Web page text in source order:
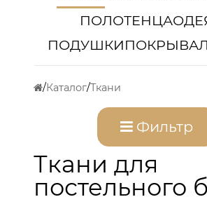
ПОЛОТЕНЦА
ПОДУШКИ
Каталог Ткани
Фильтр
Ткани для
постельного